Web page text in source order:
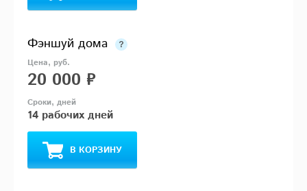
Фэншуй дома
20 000 ₽
14 рабочих дней
В КОРЗИНУ